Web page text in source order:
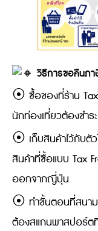
วิธีการขอคืนภ
⦿ ซื้อของที่ร้าน
นักท่องเที่ยวต้องชำ
⦿ เก็บสินค้าไว้กับตัว
สินค้าที่ซื้อแบบ Tax
ออกจากญี่ปุ่น
⦿ ทำขั้นตอนที่สนาม
ต้องสแกนพาสปอร์ตที่